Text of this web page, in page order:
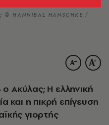
© HANNIBAL HANSCHKE /
ο Ακύλας; Η ελληνική
και η πικρή επίγευση
γιορτής